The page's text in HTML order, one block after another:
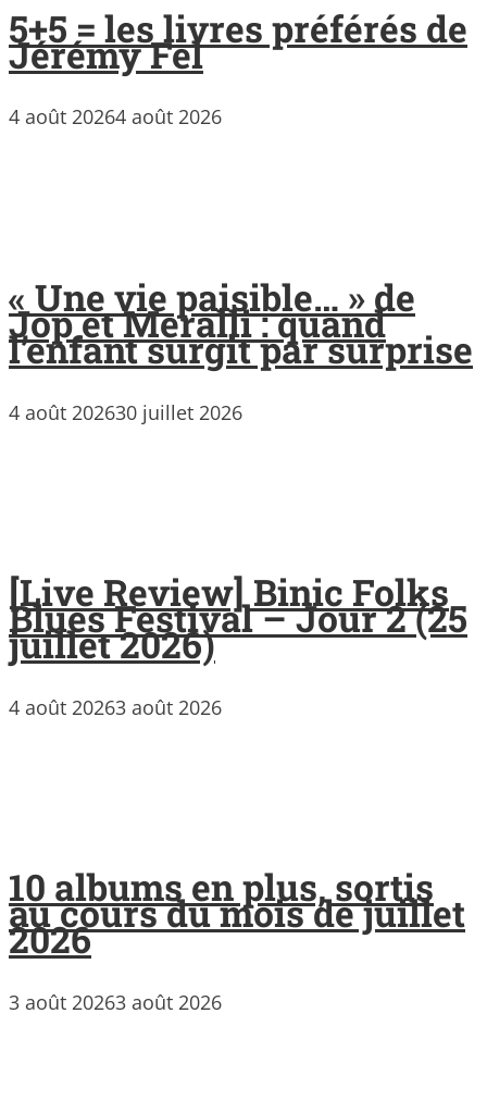
5+5 = les livres préférés de
Jérémy Fel
4 août 20264 août 2026
« Une vie paisible… » de
Jop et Meralli : quand
l’enfant surgit par surprise
4 août 202630 juillet 2026
[Live Review] Binic Folks
Blues Festival – Jour 2 (25
juillet 2026)
4 août 20263 août 2026
10 albums en plus, sortis
au cours du mois de juillet
2026
3 août 20263 août 2026